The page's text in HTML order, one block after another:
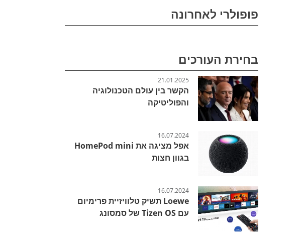
פופולרי לאחרונה
בחירת העורכים
21.01.2025
הקשר בין עולם הטכנולוגיה
והפוליטיקה
16.07.2024
אפל מציגה את HomePod mini
בגוון חצות
16.07.2024
Loewe תשיק טלוויזיית פרימיום
עם Tizen OS של סמסונג